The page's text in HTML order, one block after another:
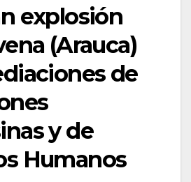
explosión
(Arauca)
de
y de
Humanos